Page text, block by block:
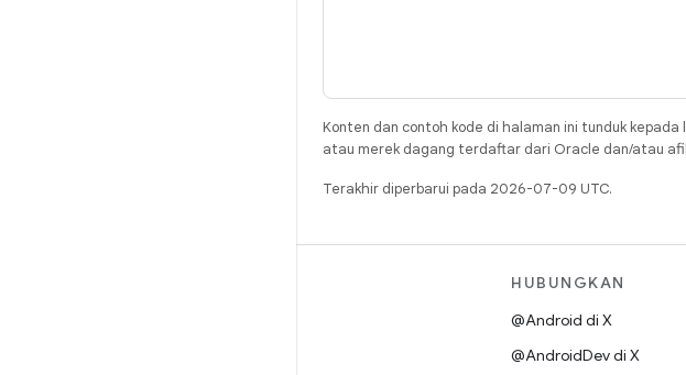
Konten dan contoh kode di halaman ini tunduk kepada
atau merek dagang terdaftar dari Oracle dan/atau
Terakhir diperbarui pada 2026-07-09 UTC.
HUBUNGKAN
@Android di X
@AndroidDev di X